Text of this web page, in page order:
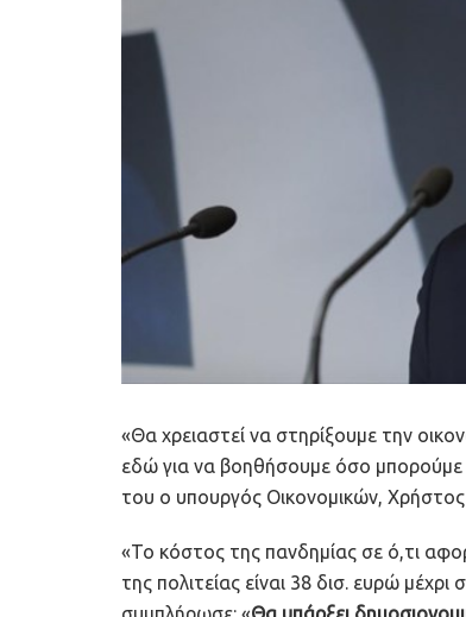
«Θα χρειαστεί να στηρίξουμε την
εδώ για να βοηθήσουμε όσο μπορούμε
του ο υπουργός Οικονομικών,
«Το κόστος της πανδημίας σε ό,τι
της πολιτείας είναι 38 δισ. ευρώ